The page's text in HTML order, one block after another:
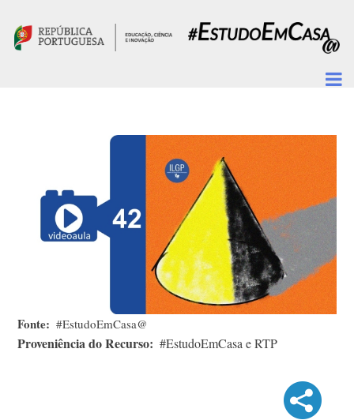
Fonte #EstudoEmCasa@
Proveniência do Recurso #EstudoEmCasa e RTP